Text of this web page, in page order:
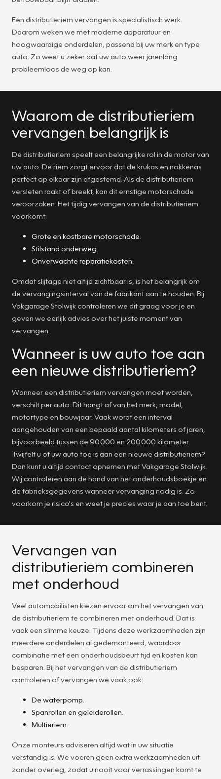
Een distributieriem vervangen is specialistisch werk.
Daarom weken we met moderne apparatuur en
hoogwaardige onderdelen, passend bij uw merk en type
auto. Zo weet u zeker dat uw auto weer jarenlang
probleemloos de weg op kan.
Waarom de distributieriem
vervangen belangrijk is
De distributieriem speelt een belangrijke rol in de motor van
uw auto. De riem zorgt ervoor dat de krukas en nokkenas
perfect op elkaar zijn afgestemd. Als de distributieriem
versleten raakt of breekt, kan dit ernstige motorschade
veroorzaken. Het tijdig vervangen van de distributieriem
voorkomt:
Grote en kostbare motorschade.
Stilstand onderweg.
Onverwachte reparatiekosten.
Omdat slijtage niet altijd zichtbaar is, is het belangrijk om
de vervangingsinterval van de fabrikant aan te houden. Bij
Vakgarage Stolwijk controleren we dit graag voor je en
geven we eerlijk advies over het juiste moment van
vervangen.
Wanneer is uw auto toe aan
een nieuwe distributieriem?
Wanneer een distributieriem vervangen moet worden,
verschilt per auto. Dit hangt af van het merk, model,
motortype en bouwjaar. Vaak wordt een interval
aangehouden van een bepaald aantal kilometers of jaren,
bijvoorbeeld tussen de 90.000 en 200.000 kilometer.
Twijfelt u of uw auto toe is aan een nieuwe distributieriem?
Dan kunt u altijd contact opnemen met Vakgarage Stolwijk.
Wij controleren aan de hand van het onderhoudsboekje en
de fabrieksgegevens wanneer vervanging nodig is. Zo
voorkom je risico's en weet je precies waar je aan toe bent.
Vervangen van
distributieriem combineren
met onderhoud
Veel automobilisten kiezen ervoor om het vervangen van
de distributieriem te combineren met onderhoud. Dat is
vaak een slimme keuze. Tijdens deze werkzaamheden zijn
meerdere onderdelen al gedemonteerd, waardoor
combinatie met een onderhoudsbeurt tijd en kosten kan
besparen. Bij het vervangen van de distributieriem
controleren of vervangen we vaak ook:
De waterpomp.
Spanrollen en geleiderollen.
Multieriem.
Onze monteurs adviseren altijd wat in uw situatie
verstandig is. We voeren geen extra werkzaamheden uit
zonder overleg, zodat u nooit voor verrassingen komt te